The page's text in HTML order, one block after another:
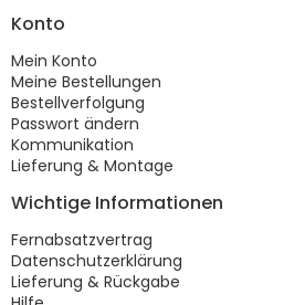
Konto
Mein Konto
Meine Bestellungen
Bestellverfolgung
Passwort ändern
Kommunikation
Lieferung & Montage
Wichtige Informationen
Fernabsatzvertrag
Datenschutzerklärung
Lieferung & Rückgabe